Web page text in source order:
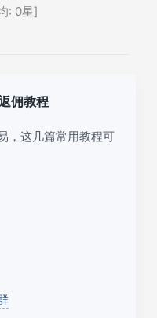
: 0星]
佣教程
，这几篇常用教程可